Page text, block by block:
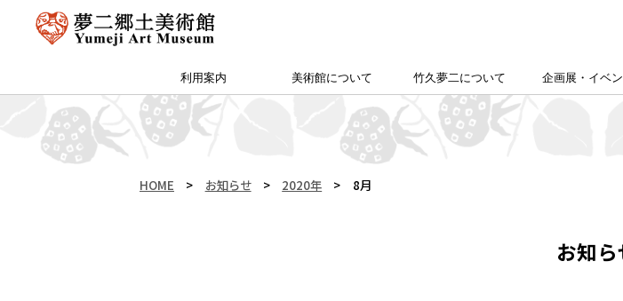
利用案内
夢二郷土美術館 本館
夢二生家記念館・少年山荘
アクセス・特別プラン
カフェ＆ショップ
予約方法・団体申込
サイトマップ
美術館について
館長挨拶
所蔵作品
友の会「ゆめびぃ」
お知らせ
（公財）両備文化振興財団
范曽美術館について
竹久夢二について
竹久夢二の足跡
竹久夢二学会について
企画展・イベン
HOME > お知らせ > 2020年 > 8月
お知ら